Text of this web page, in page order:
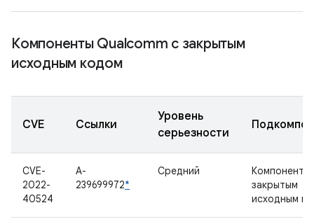
Компоненты Qualcomm с закрытым
исходным кодом
CVE Ссылки
Уровень
серьезности
CVE-
2022-
40524
A-
239699972*
Средний
Компонент с
закрытым
исходным